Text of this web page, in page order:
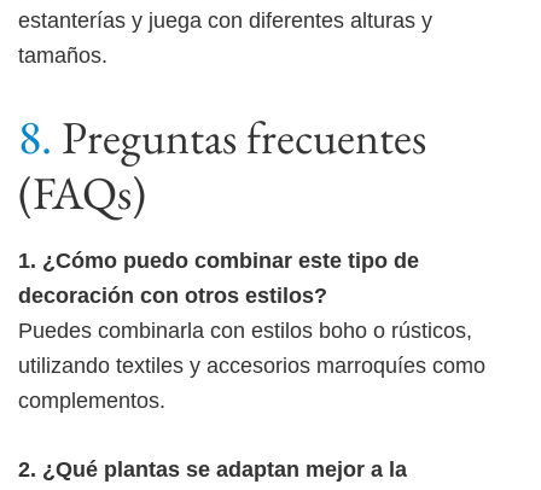
estanterías y juega con diferentes alturas y
tamaños.
Preguntas frecuentes
(FAQs)
1. ¿Cómo puedo combinar este tipo de
decoración con otros estilos?
Puedes combinarla con estilos boho o rústicos,
utilizando textiles y accesorios marroquíes como
complementos.
2. ¿Qué plantas se adaptan mejor a la